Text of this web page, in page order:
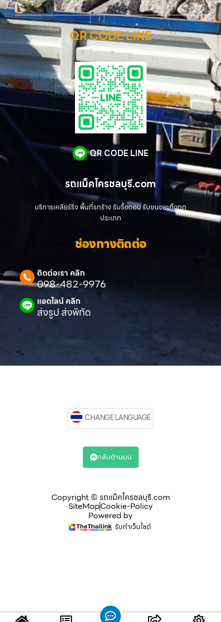
QR CODE LINE
QR CODE LINE
รถแม็คโครชลบุรี.com
บริการเคลียร์ริ่ง พื้นที่รกร้าง รับรื้อถอน รับขนขยะทิ้งทุก
ประเภท
ช่องทางติดต่อ
ติดต่อเรา คลิก
098-482-9976
แอดไลน์ คลิก
ส่งรูป ส่งพิกัด
Copyright © รถแม็คโครชลบุรี.com
SiteMapCookie-Policy
Powered by
รับทำเว็บไซต์
CHANGE LANGUAGE
กลับด้านบน